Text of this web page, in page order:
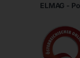
ELMAG -